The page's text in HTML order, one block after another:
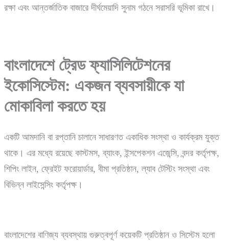
রক্ষা এবং আন্তর্জাতিক বাজারে দীর্ঘমেয়াদি সুনাম গঠনে সরাসরি ভূমিকা রাখে।
বাংলাদেশে ট্রেডফ্যাসিলিটেশনের
ইকোসিস্টেম: একজনব্যবসায়ীকেযা
মোকাবিলাকরতেহয়
একটি আমদানি বা রপ্তানি চালানে সাধারণত একাধিক সংস্থা ও কার্যক্রম যুক্ত
থাকে। এর মধ্যে রয়েছে কাস্টমস, ব্যাংক, ইন্সপেকশন এজেন্সি, বন্দর কর্তৃপক্ষ,
শিপিং লাইন, ফ্রেইট ফরোয়ার্ডার, বীমা প্রতিষ্ঠান, ল্যাব টেস্টিং সংস্থা এবং
বিভিন্ন লাইসেন্সিং কর্তৃপক্ষ।
বাংলাদেশের বাণিজ্য ব্যবস্থায় গুরুত্বপূর্ণ কয়েকটি প্রতিষ্ঠান ও সিস্টেম হলো